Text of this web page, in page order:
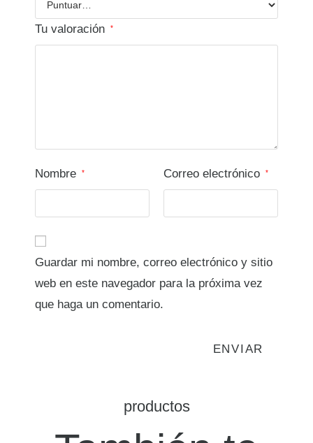
Tu valoración *
Nombre * Correo electrónico *
Guardar mi nombre, correo electrónico y sitio
web en este navegador para la próxima vez
que haga un comentario.
productos